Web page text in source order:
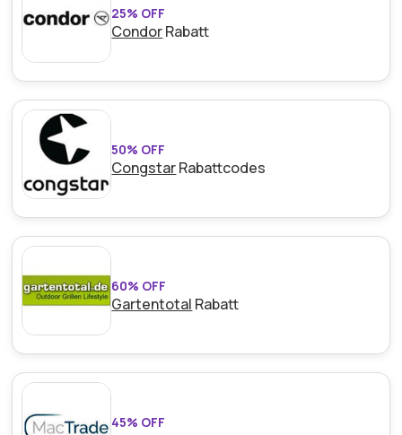
25% OFF
CondorRabatt
50% OFF
CongstarRabattcodes
60% OFF
Gartentotal Rabatt
45% OFF